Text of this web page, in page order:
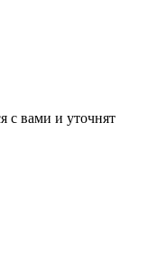
с вами и уточнят